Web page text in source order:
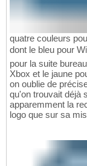
quatre couleurs
dont le bleu pour
pour la suite
Xbox et le jaune
on oublie de
qu'on trouvait déjà
apparemment la
logo que sur sa